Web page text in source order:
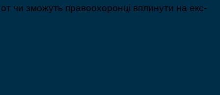
чи зможуть правоохоронці вплинути на екс-